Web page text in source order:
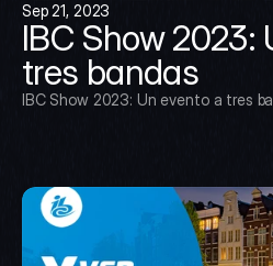
Sep 21, 2023
IBC Show 2023:
tres bandas
IBC Show 2023: Un evento a tres